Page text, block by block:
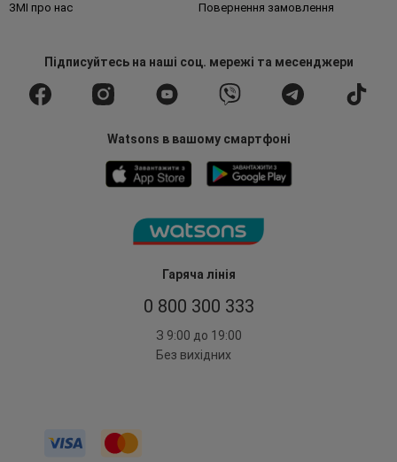
Гаряча лінія
0 800 300 333
З 9:00 до 19:00
Без вихідних
ЗМІ про нас Повернення замовлення
Підписуйтесьна наші соц. мережі та месенджери
Watsons в вашому смартфоні